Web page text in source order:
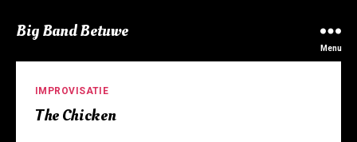
Big Band Betuwe
Menu
Categorieën
IMPROVISATIE
The Chicken